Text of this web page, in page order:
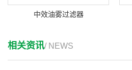
中效油雾过滤器
相关资讯/ NEWS